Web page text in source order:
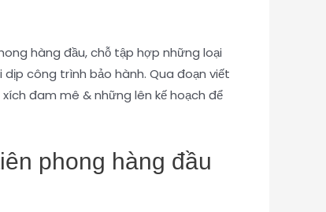
hàng đầu, chỗ tập hợp những loại
công trình bảo hành. Qua đoạn viết
đam mê & những lên kế hoạch để
phong hàng đầu